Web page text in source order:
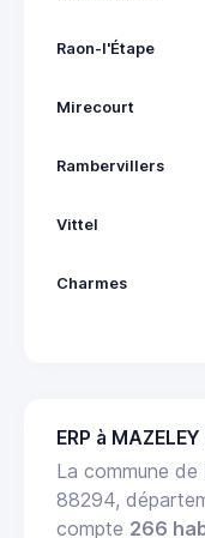
Raon-l'Étape
Mirecourt
Rambervillers
Vittel
Charmes
ERP à
La commune de
88294,
compte 266